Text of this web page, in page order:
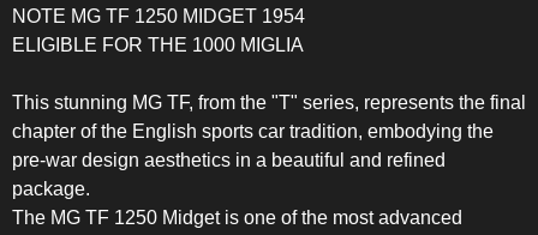
NOTE MG TF 1250 MIDGET 1954
ELIGIBLE FOR THE 1000 MIGLIA
This stunning MG TF, from the "T" series, represents the final
chapter of the English sports car tradition, embodying the
pre-war design aesthetics in a beautiful and refined
package.
The MG TF 1250 Midget is one of the most advanced